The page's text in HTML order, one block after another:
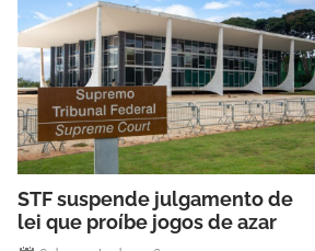
STF suspende julgamento de
lei que proíbe jogos de azar